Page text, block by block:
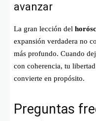
avanzar
La gran lección del
expansión verdadera no
más profundo. Cuando
con coherencia, tu
convierte en propósito.
Preguntas